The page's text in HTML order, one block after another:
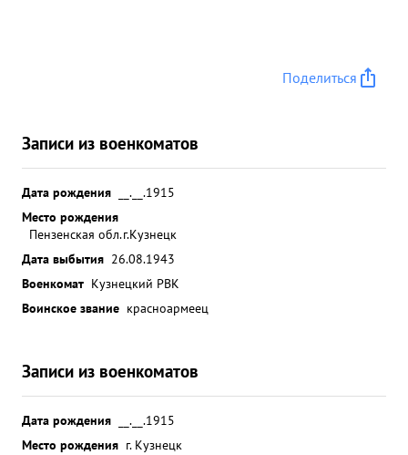
Поделиться
Записи из военкоматов
Дата рождения
__.__.1915
Место рождения
Пензенская обл.г.Кузнецк
Дата выбытия 26.08.1943
Военкомат Кузнецкий РВК
Воинское звание красноармеец
Записи из военкоматов
Дата рождения
__.__.1915
Место рождения г. Кузнецк